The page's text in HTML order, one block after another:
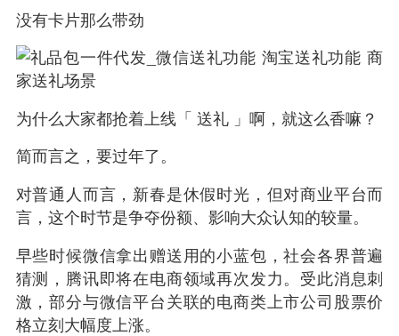
没有卡片那么带劲
为什么大家都抢着上线「 送礼 」啊，就这么香嘛？
简而言之，要过年了。
对普通人而言，新春是休假时光，但对商业平台而
言，这个时节是争夺份额、影响大众认知的较量。
早些时候微信拿出赠送用的小蓝包，社会各界普遍
猜测，腾讯即将在电商领域再次发力。受此消息刺
激，部分与微信平台关联的电商类上市公司股票价
格立刻大幅度上涨。